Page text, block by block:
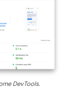
DevTools.